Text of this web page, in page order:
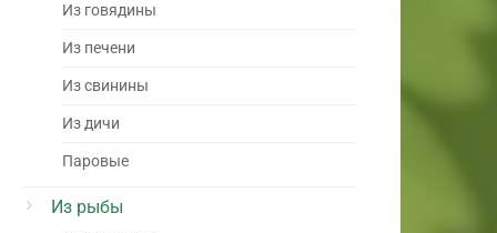
Из говядины
Из печени
Из свинины
Из дичи
Паровые
Из рыбы